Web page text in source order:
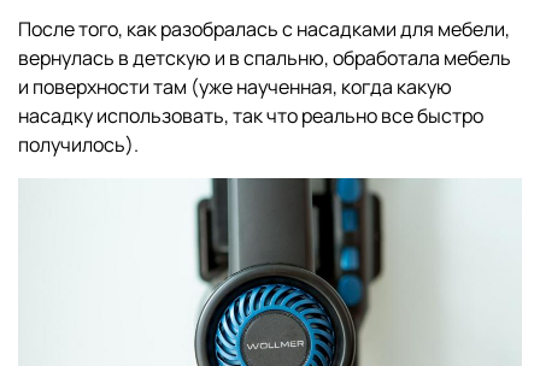
После того, как разобралась с насадками для мебели,
вернулась в детскую и в спальню, обработала мебель
и поверхности там (уже наученная, когда какую
насадку использовать, так что реально все быстро
получилось).